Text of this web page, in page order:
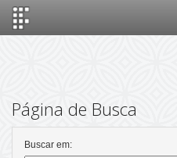
Página de Busca
Buscar em: